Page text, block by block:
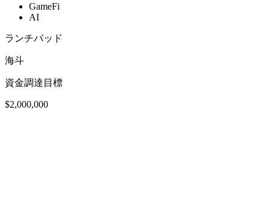
GameFi
AI
ランチパッド
海斗
資金調達目標
$2,000,000